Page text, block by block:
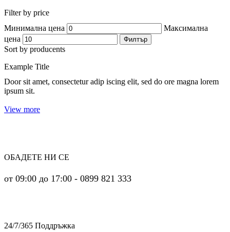
Filter by price
Минимална цена
Максимална
цена
Филтър
Sort by producents
Example Title
Door sit amet, consectetur adip iscing elit, sed do ore magna lorem
ipsum sit.
View more
ОБАДЕТЕ НИ СЕ
от 09:00 до 17:00 - 0899 821 333
24/7/365 Поддръжка